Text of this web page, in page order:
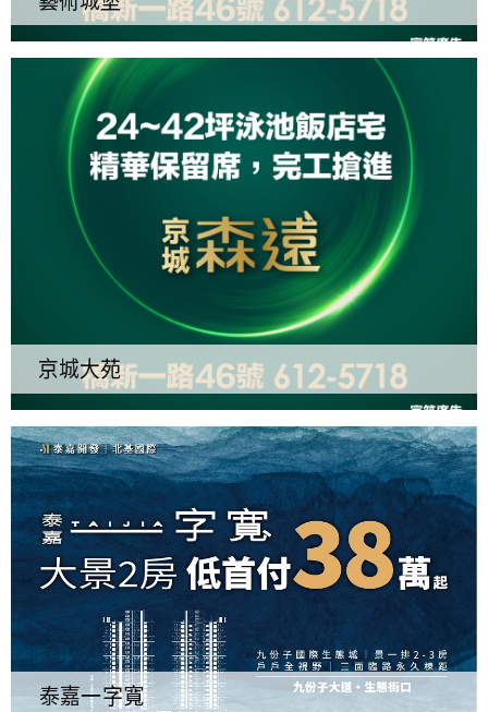
京城大苑
泰嘉一字寬